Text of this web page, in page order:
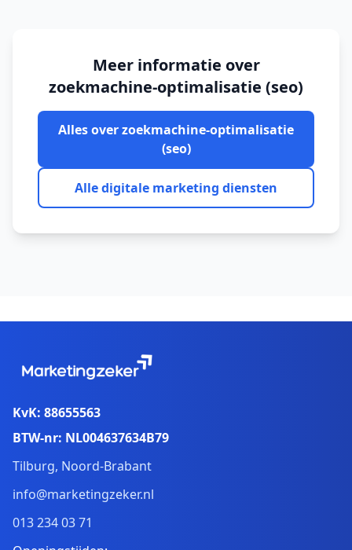
Meer informatie over
zoekmachine-optimalisatie (seo)
Alles overzoekmachine-optimalisatie
(seo)
Alle digitale marketing diensten
KvK: 88655563
BTW-nr: NL004637634B79
Tilburg, Noord-Brabant
info@marketingzeker.nl
013 234 03 71